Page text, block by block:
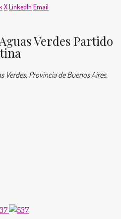
XLinkedIn Email
Verdes Partido
Verdes, Provincia de Buenos Aires,